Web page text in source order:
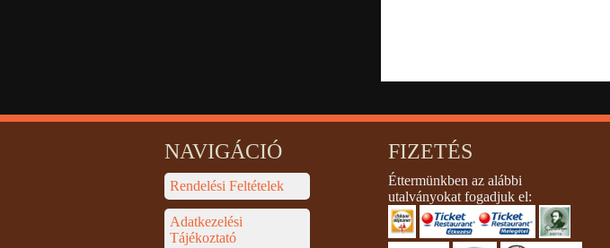
NAVIGÁCIÓ
Rendelési Feltételek
Adatkezelési
Tájékoztató
FIZETÉS
Éttermünkben az alábbi
utalványokat fogadjuk el: